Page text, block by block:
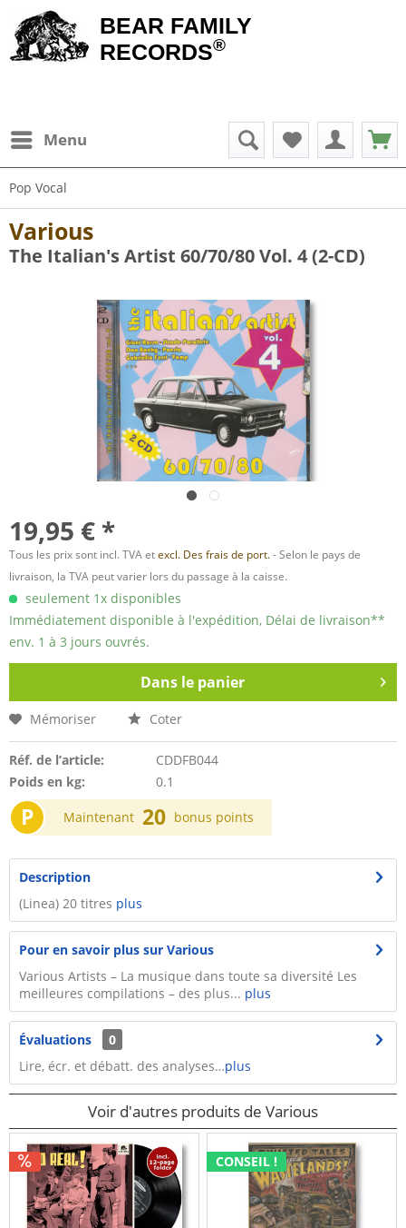
BEAR FAMILY
RECORDS®
Menu
Pop Vocal
Various
The Italian's Artist 60/70/80 Vol. 4 (2-CD)
19,95 € *
Tous les prix sont incl. TVA etexcl. Des frais de port.- Selon le pays de
livraison, la TVA peut varier lors du passage à la caisse.
seulement 1x disponibles
Immédiatement disponible à l'expédition, Délai de livraison**
env. 1 à 3 jours ouvrés.
Dans le panier
Mémoriser Coter
Réf. de l’article:
CDDFB044
Poids en kg:
0.1
P Maintenant 20 bonus points
Description
(Linea) 20 titres plus
Pour en savoir plus sur Various
Various Artists – La musique dans toute sa diversité Les
meilleures compilations – des plus... plus
Évaluations
0
Lire, écr. et débatt. des analyses…plus
Voir d'autres produits de Various
CONSEIL !